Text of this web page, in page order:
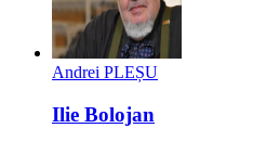
Andrei PLEȘU
Ilie Bolojan